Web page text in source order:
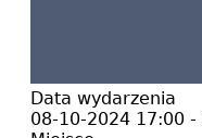
Data wydarzenia
08-10-2024 17:00 -